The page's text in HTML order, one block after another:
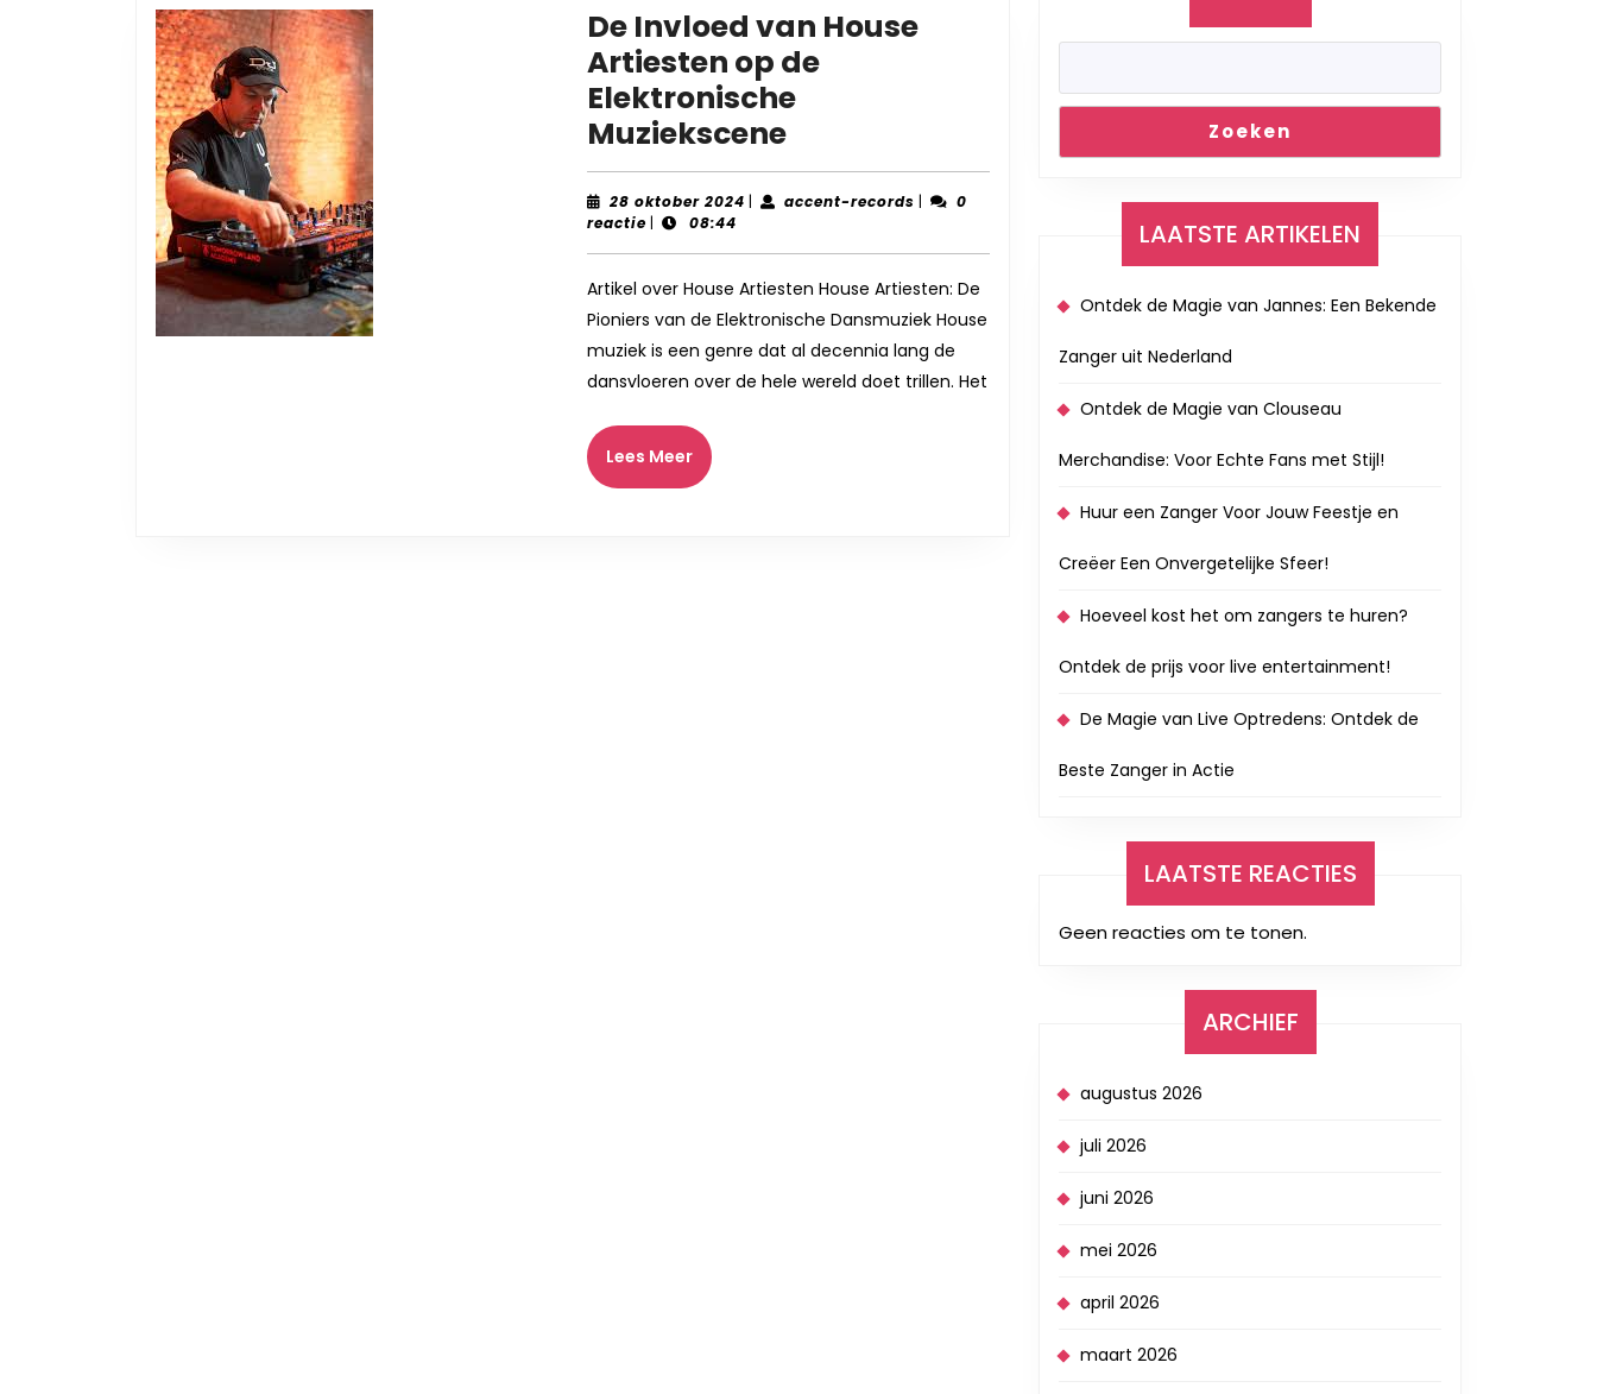
De Invloed van House
Artiesten op de
Elektronische
MuzieksceneDe
Invloed
van
Artiesten
op
de
Elektronische
28 oktober 2024 28
| accent-records accent-
|
0
reactie | 08:44
Artikel over House Artiesten House Artiesten: De
Pioniers van de Elektronische Dansmuziek House
muziek is een genre dat al decennia lang de
dansvloeren over de hele wereld doet trillen. Het
Lees MeerLees
Meer
Zoeken
LAATSTE ARTIKELEN
Ontdek de Magie van Jannes: Een Bekende
Zanger uit Nederland
Ontdek de Magie van Clouseau
Merchandise: Voor Echte Fans met Stijl!
Huur een Zanger Voor Jouw Feestje en
Creëer Een Onvergetelijke Sfeer!
Hoeveel kost het om zangers te huren?
Ontdek de prijs voor live entertainment!
De Magie van Live Optredens: Ontdek de
Beste Zanger in Actie
LAATSTE REACTIES
Geen reacties om te tonen.
ARCHIEF
augustus 2026
juli 2026
juni 2026
mei 2026
april 2026
maart 2026